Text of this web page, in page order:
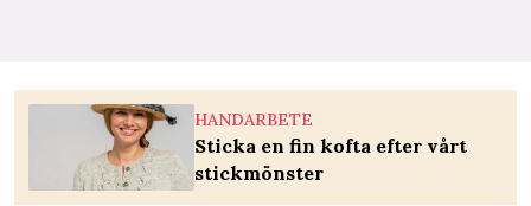
HANDARBETE
Sticka en fin kofta efter vårt
stickmönster